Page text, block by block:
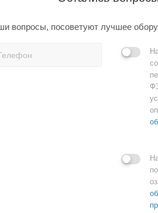
вопросы, посоветуют лучшее